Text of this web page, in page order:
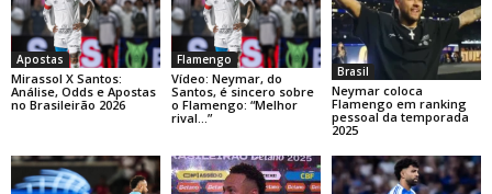
Apostas
Mirassol X Santos:
Análise, Odds e Apostas
no Brasileirão 2026
Flamengo
Vídeo: Neymar, do
Santos, é sincero sobre
o Flamengo: “Melhor
rival…”
Brasil
Neymar coloca
Flamengo em ranking
pessoal da temporada
2025